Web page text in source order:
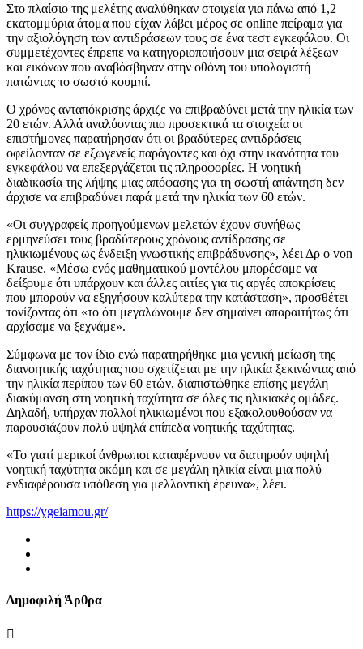
Στο πλαίσιο της μελέτης αναλύθηκαν στοιχεία για πάνω από 1,2
εκατομμύρια άτομα που είχαν λάβει μέρος σε online πείραμα για
την αξιολόγηση των αντιδράσεων τους σε ένα τεστ εγκεφάλου. Οι
συμμετέχοντες έπρεπε να κατηγοριοποιήσουν μια σειρά λέξεων
και εικόνων που αναβόσβηναν στην οθόνη του υπολογιστή
πατώντας το σωστό κουμπί.
Ο χρόνος ανταπόκρισης άρχιζε να επιβραδύνει μετά την ηλικία των
20 ετών. Αλλά αναλύοντας πιο προσεκτικά τα στοιχεία οι
επιστήμονες παρατήρησαν ότι οι βραδύτερες αντιδράσεις
οφείλονταν σε εξωγενείς παράγοντες και όχι στην ικανότητα του
εγκεφάλου να επεξεργάζεται τις πληροφορίες. Η νοητική
διαδικασία της λήψης μιας απόφασης για τη σωστή απάντηση δεν
άρχισε να επιβραδύνει παρά μετά την ηλικία των 60 ετών.
«Οι συγγραφείς προηγούμενων μελετών έχουν συνήθως
ερμηνεύσει τους βραδύτερους χρόνους αντίδρασης σε
ηλικιωμένους ως ένδειξη γνωστικής επιβράδυνσης», λέει Δρ ο von
Krause. «Μέσω ενός μαθηματικού μοντέλου μπορέσαμε να
δείξουμε ότι υπάρχουν και άλλες αιτίες για τις αργές αποκρίσεις
που μπορούν να εξηγήσουν καλύτερα την κατάσταση», προσθέτει
τονίζοντας ότι «το ότι μεγαλώνουμε δεν σημαίνει απαραιτήτως ότι
αρχίσαμε να ξεχνάμε».
Σύμφωνα με τον ίδιο ενώ παρατηρήθηκε μια γενική μείωση της
διανοητικής ταχύτητας που σχετίζεται με την ηλικία ξεκινώντας από
την ηλικία περίπου των 60 ετών, διαπιστώθηκε επίσης μεγάλη
διακύμανση στη νοητική ταχύτητα σε όλες τις ηλικιακές ομάδες.
Δηλαδή, υπήρχαν πολλοί ηλικιωμένοι που εξακολουθούσαν να
παρουσιάζουν πολύ υψηλά επίπεδα νοητικής ταχύτητας.
«Το γιατί μερικοί άνθρωποι καταφέρνουν να διατηρούν υψηλή
νοητική ταχύτητα ακόμη και σε μεγάλη ηλικία είναι μια πολύ
ενδιαφέρουσα υπόθεση για μελλοντική έρευνα», λέει.
https://ygeiamou.gr/
Δημοφιλή Άρθρα